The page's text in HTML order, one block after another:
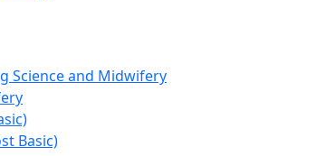
Science and Midwifery
Basic)